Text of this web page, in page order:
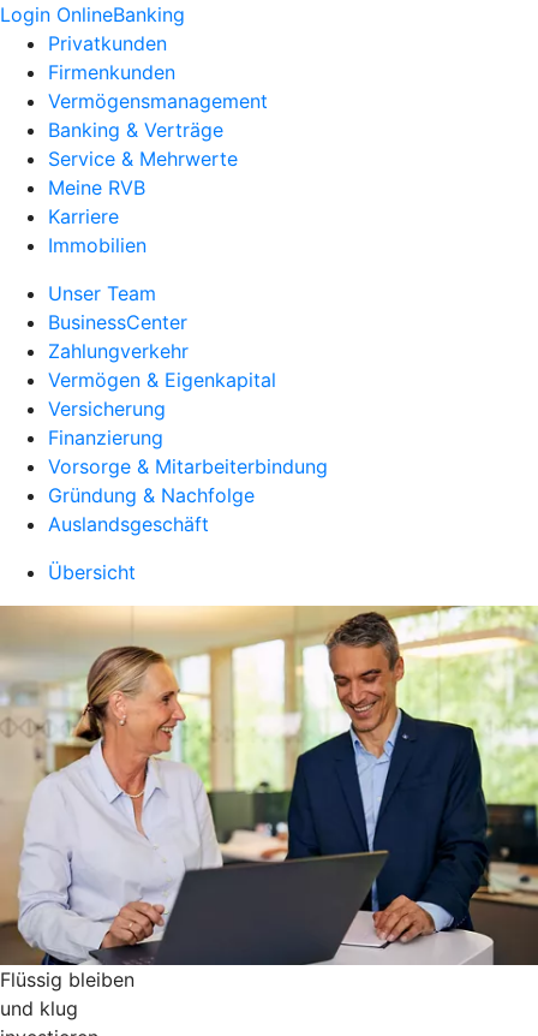
Login OnlineBanking
Privatkunden
Firmenkunden
Vermögensmanagement
Banking & Verträge
Service & Mehrwerte
Meine RVB
Karriere
Immobilien
Unser Team
BusinessCenter
Zahlungverkehr
Vermögen & Eigenkapital
Versicherung
Finanzierung
Vorsorge & Mitarbeiterbindung
Gründung & Nachfolge
Auslandsgeschäft
Übersicht
Flüssig bleiben
und klug